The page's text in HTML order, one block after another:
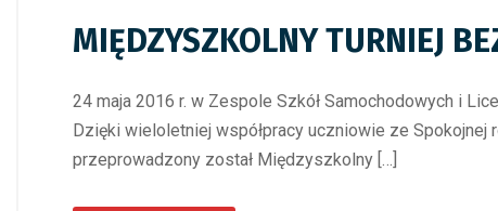
MIĘDZYSZKOLNY TURNIEJ
24 maja 2016 r. w Zespole Szkół Samochodowych i
Dzięki wieloletniej współpracy uczniowie ze Spokojnej
przeprowadzony został Międzyszkolny […]